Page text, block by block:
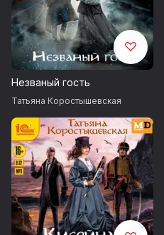
Незваный гость
Татьяна Коростышевская